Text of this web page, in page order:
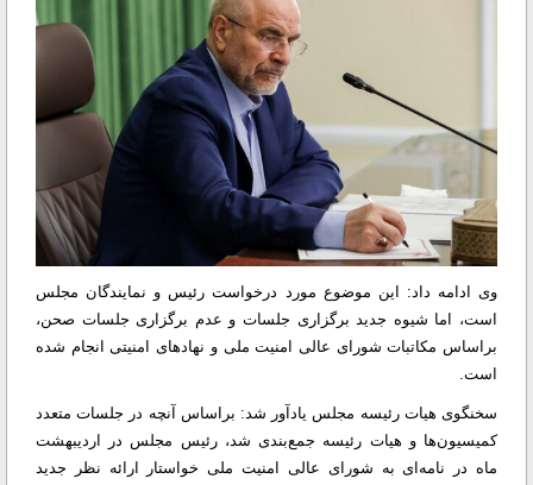
وی ادامه داد: این موضوع مورد درخواست رئیس و نمایندگان مجلس
است، اما شیوه جدید برگزاری جلسات و عدم برگزاری جلسات صحن،
براساس مکاتبات شورای عالی امنیت ملی و نهاد‌های امنیتی انجام شده
است.
سخنگوی هیات رئیسه مجلس یادآور شد: براساس آنچه در جلسات متعدد
کمیسیون‌ها و هیات رئیسه جمع‌بندی شد، رئیس مجلس در اردیبهشت
ماه در نامه‌ای به شورای عالی امنیت ملی خواستار ارائه نظر جدید